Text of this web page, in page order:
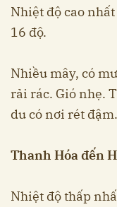
Nhiệt độ cao
16 độ.
Nhiều mây, có
rải rác. Gió nhẹ.
du có nơi rét đậm.
Thanh Hóa đến
Nhiệt độ thấp